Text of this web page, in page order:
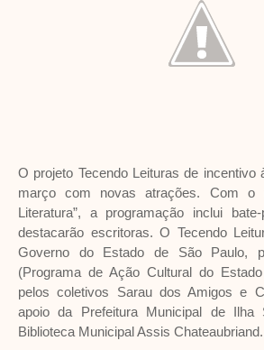
O projeto Tecendo Leituras de incentivo
março com novas atrações. Com o
Literatura”, a programação inclui
destacarão escritoras. O Tecendo
Governo do Estado de São Paulo,
(Programa de Ação Cultural do
pelos coletivos Sarau dos Amigos e
apoio da Prefeitura Municipal de Ilha
Biblioteca Municipal Assis Chateaubriand.